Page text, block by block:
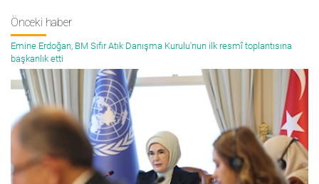
Önceki haber
Emine Erdoğan, BM Sıfır Atık Danışma Kurulu'nun ilk resmî toplantısına
başkanlık etti